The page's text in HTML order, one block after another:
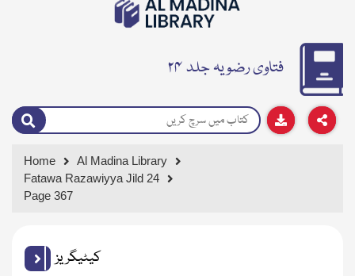
فتاوی رضویہ جلد ۲۴
Home
Al Madina Library
Fatawa Razawiyya Jild 24
Page 367
کیٹیگریز